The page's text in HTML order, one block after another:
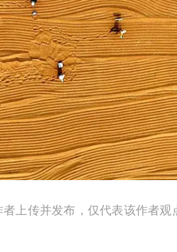
上传并发布，仅代表该作者观